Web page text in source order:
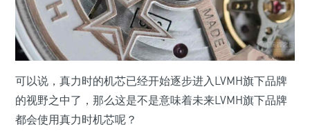
可以说，真力时的机芯已经开始逐步进入LVMH旗下品牌
的视野之中了，那么这是不是意味着未来LVMH旗下品牌
都会使用真力时机芯呢？